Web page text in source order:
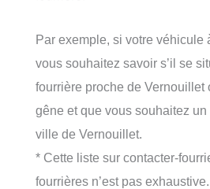
Par exemple, si votre véhicule
vous souhaitez savoir s’il se
fourrière proche de Vernouillet
gêne et que vous souhaitez
ville de Vernouillet.
* Cette liste sur contacter-
fourrières n’est pas